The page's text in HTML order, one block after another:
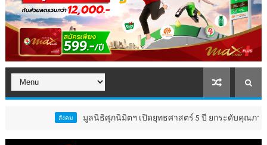
มูลนิธิศุภนิมิตฯ เปิดยุทธศาสตร์ 5 ปี ยกระดับคุณภาพชีวิต ‘เด็ก